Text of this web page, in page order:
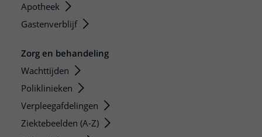
Apotheek
Gastenverblijf
Zorg en behandeling
Wachttijden
Poliklinieken
Verpleegafdelingen
Ziektebeelden (A-Z)